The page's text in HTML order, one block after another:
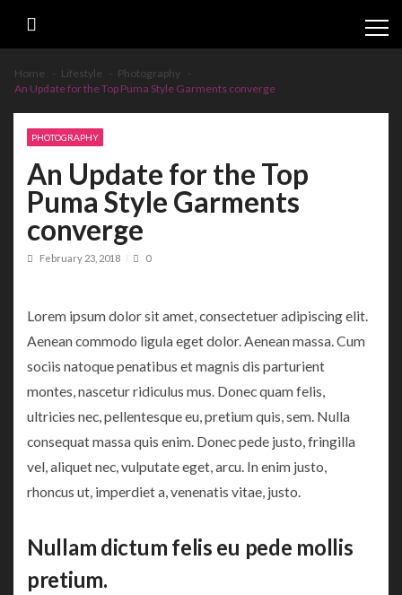
Home Lifestyle
Photography
An Update for the Top Puma Style Garments converge
PHOTOGRAPHY
An Update for the Top
Puma Style Garments
converge
February 23, 2018 0
Lorem ipsum dolor sit amet, consectetuer adipiscing elit.
Aenean commodo ligula eget dolor. Aenean massa. Cum
sociis natoque penatibus et magnis dis parturient
montes, nascetur ridiculus mus. Donec quam felis,
ultricies nec, pellentesque eu, pretium quis, sem. Nulla
consequat massa quis enim. Donec pede justo, fringilla
vel, aliquet nec, vulputate eget, arcu. In enim justo,
rhoncus ut, imperdiet a, venenatis vitae, justo.
Nullam dictum felis eu pede mollis
pretium.